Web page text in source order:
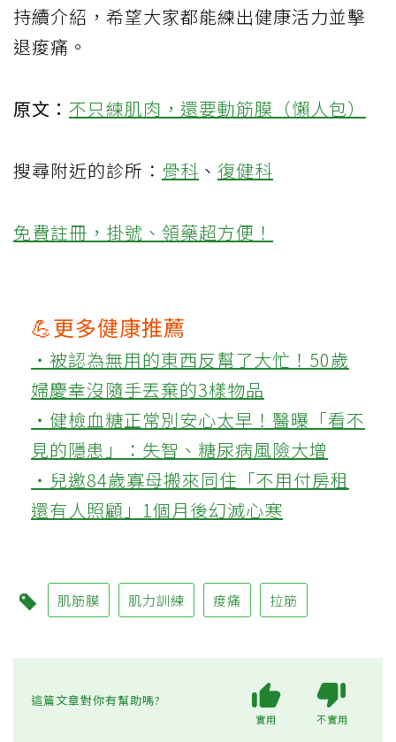
持續介紹，希望大家都能練出健康活力並擊
退痠痛。
原文： 不只練肌肉，還要動筋膜（懶人包）
搜尋附近的診所： 骨科 、 復健科
免費註冊，掛號、領藥超方便！
💪更多健康推薦
‧被認為無用的東西反幫了大忙！50歲
婦慶幸沒隨手丟棄的3樣物品
‧健檢血糖正常別安心太早！醫曝「看不
見的隱患」：失智、糖尿病風險大增
‧兒邀84歲寡母搬來同住「不用付房租
還有人照顧」1個月後幻滅心寒
肌筋膜 肌力訓練 痠痛 拉筋
這篇文章對你有幫助嗎?
實用 不實用